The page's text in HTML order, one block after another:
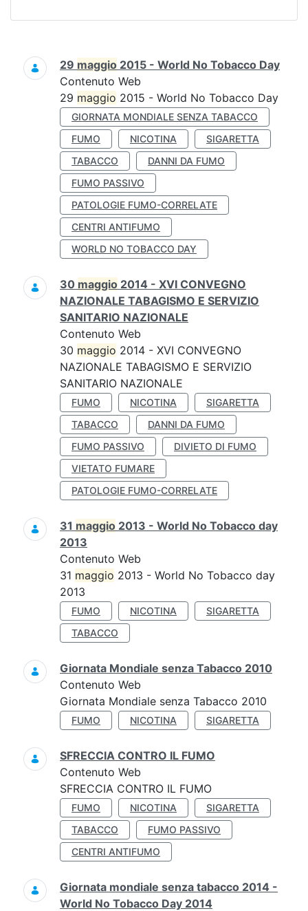
Ricerca
29 maggio 2015 - World No Tobacco Day
Contenuto Web
29 maggio 2015 - World No Tobacco Day
GIORNATA MONDIALE SENZA TABACCO
FUMO
NICOTINA
SIGARETTA
TABACCO
DANNI DA FUMO
FUMO PASSIVO
PATOLOGIE FUMO-CORRELATE
CENTRI ANTIFUMO
WORLD NO TOBACCO DAY
30 maggio 2014 - XVI CONVEGNO
NAZIONALE TABAGISMO E SERVIZIO
SANITARIO NAZIONALE
Contenuto Web
30 maggio 2014 - XVI CONVEGNO
NAZIONALE TABAGISMO E SERVIZIO
SANITARIO NAZIONALE
FUMO NICOTINA
SIGARETTA
TABACCO
DANNI DA FUMO
FUMO PASSIVO
DIVIETO DI FUMO
VIETATO FUMARE
PATOLOGIE FUMO-CORRELATE
31 maggio 2013 - World No Tobacco day
2013
Contenuto Web
31 maggio 2013 - World No Tobacco day
2013
FUMO NICOTINA
SIGARETTA
TABACCO
Giornata Mondiale senza Tabacco 2010
Contenuto Web
Giornata Mondiale senza Tabacco 2010
FUMO NICOTINA SIGARETTA
SFRECCIA CONTRO IL FUMO
Contenuto Web
SFRECCIA CONTRO IL FUMO
FUMO NICOTINA
SIGARETTA
TABACCO
FUMO PASSIVO
CENTRI ANTIFUMO
Giornata mondiale senza tabacco 2014 -
World No Tobacco Day 2014